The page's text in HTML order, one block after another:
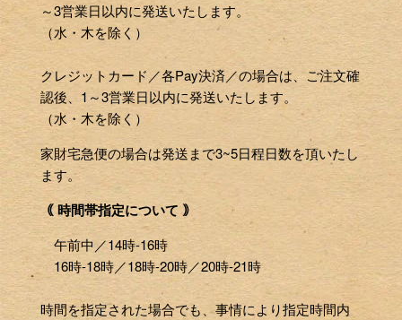
～3営業日以内に発送いたします。
（水・木を除く）
クレジットカード／各Pay決済／の場合は、ご注文確
認後、1～3営業日以内に発送いたします。
（水・木を除く）
家財宅急便の場合は発送まで3~5日程日数を頂いたし
ます。
｟ 時間帯指定について ｠
午前中／14時-16時
16時-18時／18時-20時／20時-21時
時間を指定された場合でも、事情により指定時間内